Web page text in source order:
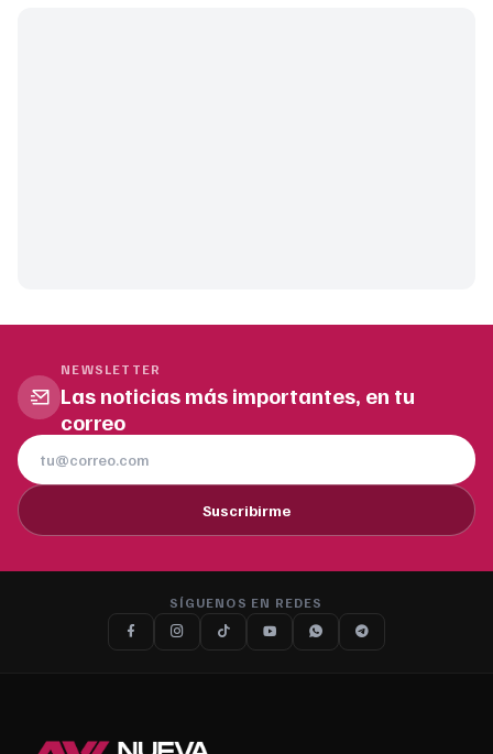
NEWSLETTER
Las noticias más importantes, en tu
correo
Suscribirme
SÍGUENOS EN REDES